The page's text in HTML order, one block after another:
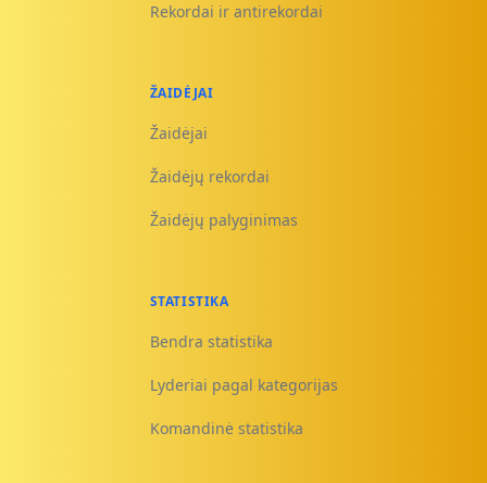
Rekordai ir antirekordai
ŽAIDĖJAI
Žaidėjai
Žaidėjų rekordai
Žaidėjų palyginimas
STATISTIKA
Bendra statistika
Lyderiai pagal kategorijas
Komandinė statistika